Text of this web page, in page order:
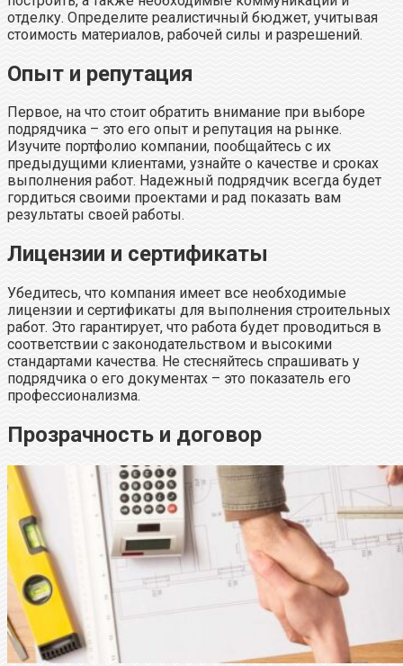
отделку. Определите реалистичный бюджет, учитывая
стоимость материалов, рабочей силы и разрешений.
Опыт и репутация
Первое, на что стоит обратить внимание при выборе
подрядчика – это его опыт и репутация на рынке.
Изучите портфолио компании, пообщайтесь с их
предыдущими клиентами, узнайте о качестве и сроках
выполнения работ. Надежный подрядчик всегда будет
гордиться своими проектами и рад показать вам
результаты своей работы.
Лицензии и сертификаты
Убедитесь, что компания имеет все необходимые
лицензии и сертификаты для выполнения строительных
работ. Это гарантирует, что работа будет проводиться в
соответствии с законодательством и высокими
стандартами качества. Не стесняйтесь спрашивать у
подрядчика о его документах – это показатель его
профессионализма.
Прозрачность и договор